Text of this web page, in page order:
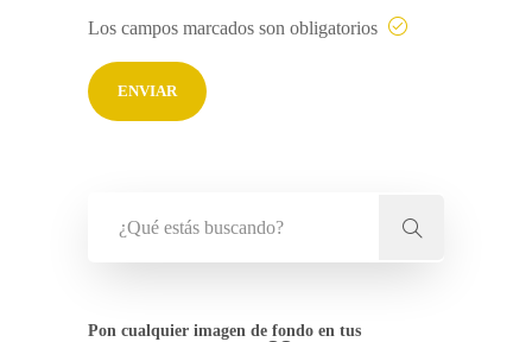
Los campos marcados son obligatorios
Pon cualquier imagen de fondo en tus